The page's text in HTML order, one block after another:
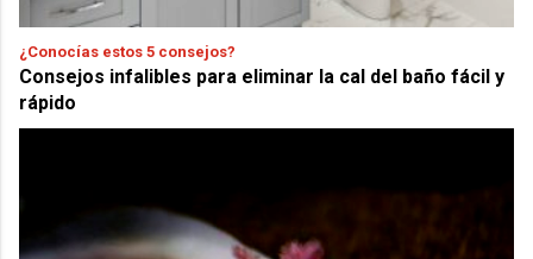
¿Conocías estos 5 consejos?
Consejos infalibles para eliminar la cal del baño fácil y
rápido